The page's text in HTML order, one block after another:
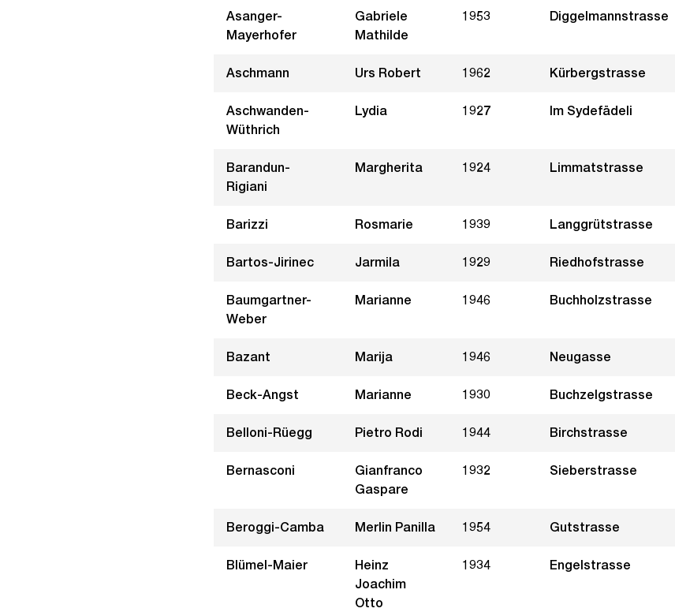
Asanger-
Mayerhofer
Gabriele
Mathilde
1953 Diggelmannstrasse
Aschmann Urs Robert 1962 Kürbergstrasse
Aschwanden-
Wüthrich
Lydia 1927 Im Sydefädeli
Barandun-
Rigiani
Margherita 1924 Limmatstrasse
Barizzi Rosmarie 1939 Langgrütstrasse
Bartos-Jirinec Jarmila 1929 Riedhofstrasse
Baumgartner-
Weber
Marianne 1946 Buchholzstrasse
Bazant Marija 1946 Neugasse
Beck-Angst Marianne 1930 Buchzelgstrasse
Belloni-Rüegg Pietro Rodi 1944 Birchstrasse
Bernasconi
Gianfranco
Gaspare
1932 Sieberstrasse
Beroggi-Camba Merlin Panilla 1954 Gutstrasse
Blümel-Maier
Heinz
Joachim
Otto
1934 Engelstrasse